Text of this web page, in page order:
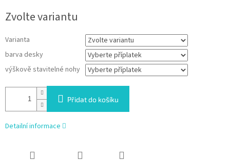
cena:
Zvolte variantu
Varianta
barva desky
výškově stavitelné nohy
Přidat do košíku
Detailní informace